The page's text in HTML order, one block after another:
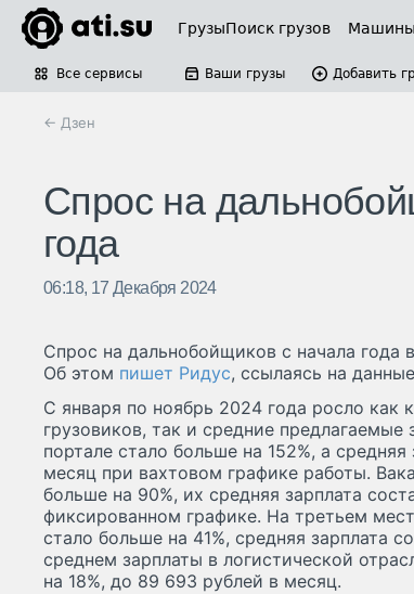
ГрузыПоиск грузов Машины
Все сервисы Ваши грузы Добавить
← Дзен
Спрос на
года
06:18, 17 Декабря 2024
Спрос на дальнобойщиков с начала года
Об этом пишет Ридус, ссылаясь на
С января по ноябрь 2024 года росло как
грузовиков, так и средние предлагаемые
портале стало больше на 152%, а
месяц при вахтовом графике работы.
больше на 90%, их средняя зарплата
фиксированном графике. На третьем
стало больше на 41%, средняя зарплата
среднем зарплаты в логистической
на 18%, до 89 693 рублей в месяц.